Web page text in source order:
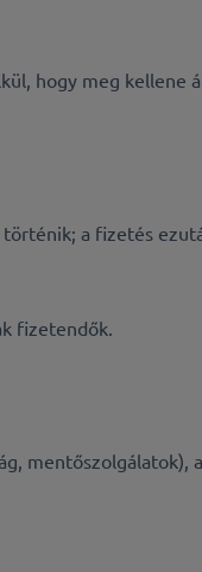
hogy meg kellene
történik; a fizetés
fizetendők.
mentőszolgálatok), a